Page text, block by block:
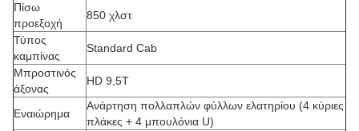
Πίσω
προεξοχή
850 χλστ
Τύπος
καμπίνας
Standard Cab
Μπροστινός
άξονας
HD 9,5Τ
Εναιώρημα
Ανάρτηση πολλαπλών φύλλων ελατηρίου (4 κύριες
πλάκες + 4 μπουλόνια U)